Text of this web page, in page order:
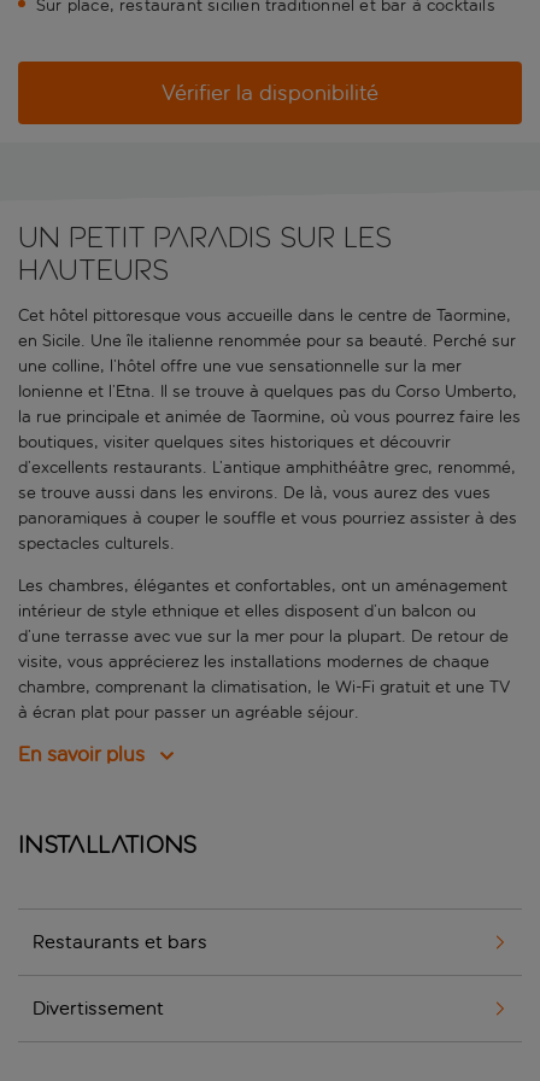
Sur place, restaurant sicilien traditionnel et bar à cocktails
Vérifier la disponibilité
Un petit paradis sur les
hauteurs
Cet hôtel pittoresque vous accueille dans le centre de Taormine,
en Sicile. Une île italienne renommée pour sa beauté. Perché sur
une colline, l’hôtel offre une vue sensationnelle sur la mer
Ionienne et l’Etna. Il se trouve à quelques pas du Corso Umberto,
la rue principale et animée de Taormine, où vous pourrez faire les
boutiques, visiter quelques sites historiques et découvrir
d’excellents restaurants. L’antique amphithéâtre grec, renommé,
se trouve aussi dans les environs. De là, vous aurez des vues
panoramiques à couper le souffle et vous pourriez assister à des
spectacles culturels.
Les chambres, élégantes et confortables, ont un aménagement
intérieur de style ethnique et elles disposent d’un balcon ou
d’une terrasse avec vue sur la mer pour la plupart. De retour de
visite, vous apprécierez les installations modernes de chaque
chambre, comprenant la climatisation, le Wi-Fi gratuit et une TV
à écran plat pour passer un agréable séjour.
En savoir plus
Installations
Restaurants et bars
Divertissement